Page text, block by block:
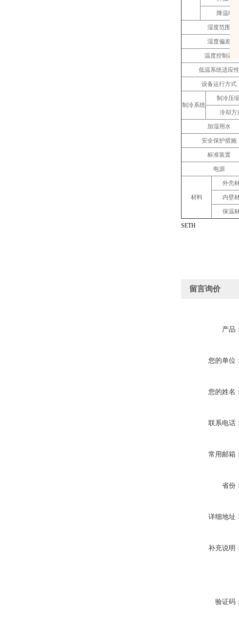
降温时间
湿度范围
湿度偏差
温度控制器
低温系统适应性
设备运行方式
制冷系统
制冷压
冷却方
加湿用水
安全保护措施
标准装置
电源
材料
外壳
内壁
保温
SETH
留言询价
产品：
您的单位：
您的姓名：
联系电话：
常用邮箱：
省份：
详细地址：
补充说明：
验证码：